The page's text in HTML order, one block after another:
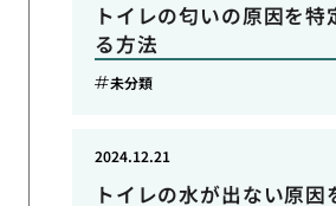
トイレの匂いの原因を特
る方法
未分類
トイレの水が出ない原因
2024.12.21